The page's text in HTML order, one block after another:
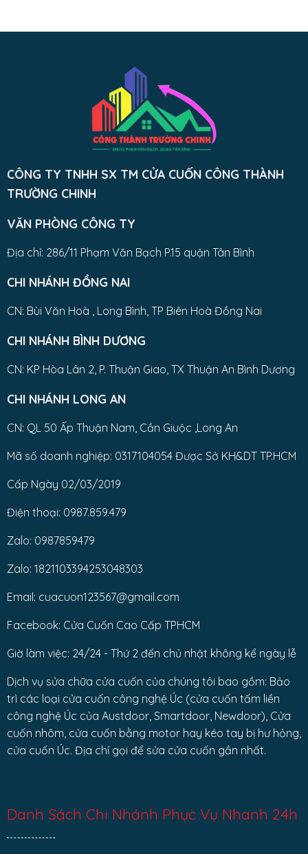
CÔNG TY TNHH SX TM CỬA CUỐN CÔNG THÀNH
TRƯỜNG CHINH
VĂN PHÒNG CÔNG TY
Địa chỉ: 286/11 Phạm Văn Bạch P.15 quận Tân Bình
CHI NHÁNH ĐỒNG NAI
CN: Bùi Văn Hoà , Long Bình, TP Biên Hoà Đồng Nai
CHI NHÁNH BÌNH DƯƠNG
CN: KP Hòa Lân 2, P. Thuận Giao, TX Thuận An Bình Dương
CHI NHÁNH LONG AN
CN: QL 50 Ấp Thuận Nam, Cần Giuộc ,Long An
Mã số doanh nghiệp: 0317104054 Được Sở KH&DT TP.HCM
Cấp Ngày 02/03/2019
Điện thoại: 0987.859.479
Zalo: 0987859479
Zalo: 1821103394253048303
Email: cuacuon123567@gmail.com
Facebook: Cửa Cuốn Cao Cấp TPHCM
Giờ làm việc: 24/24 - Thứ 2 đến chủ nhật không kể ngày lễ
Dịch vụ sửa chữa cửa cuốn của chúng tôi bao gồm: Bảo
trì các loại cửa cuốn công nghệ Úc (cửa cuốn tấm liền
công nghệ Úc của Austdoor, Smartdoor, Newdoor), Cửa
cuốn nhôm, cửa cuốn bằng motor hay kéo tay bị hư hỏng,
cửa cuốn Úc. Địa chỉ gọi để sửa cửa cuốn gần nhất.
Danh Sách Chi Nhánh Phục Vụ Nhanh 24h